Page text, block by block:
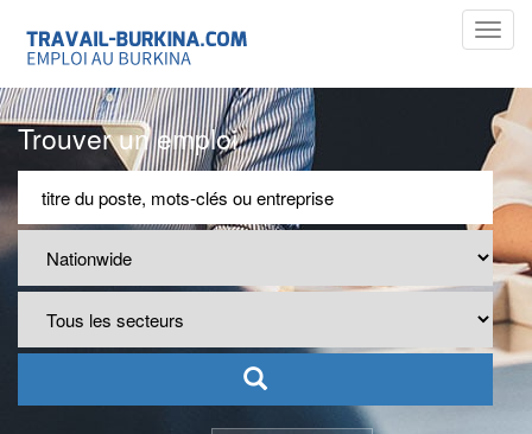
Trouver un emploi